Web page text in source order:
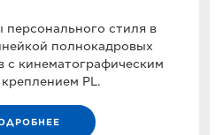
персонального стиля в
полнокадровых
с кинематографическим
PL.